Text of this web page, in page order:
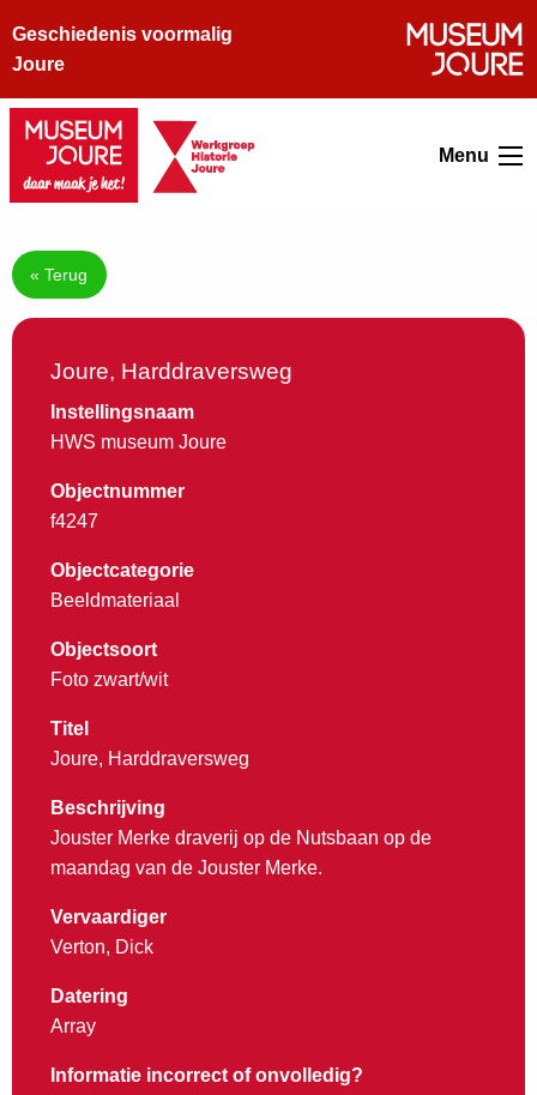
Geschiedenis voormalig
Joure
Menu
« Terug
Joure, Harddraversweg
Instellingsnaam
HWS museum Joure
Objectnummer
f4247
Objectcategorie
Beeldmateriaal
Objectsoort
Foto zwart/wit
Titel
Joure, Harddraversweg
Beschrijving
Jouster Merke draverij op de Nutsbaan op de
maandag van de Jouster Merke.
Vervaardiger
Verton, Dick
Datering
Array
Informatie incorrect of onvolledig?